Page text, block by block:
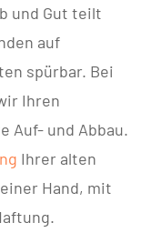
und Gut teilt
auf
spürbar. Bei
Ihren
Auf- und Abbau.
Ihrer alten
Hand, mit